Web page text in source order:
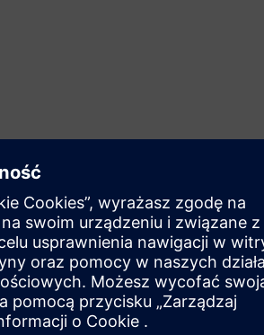
integracja
cyfrowe dzięki natywnej łączności w
Łączymy się z monitorowaniem
firm za pośrednictwem interfejsu API.
przy użyciu standardowych
BACnet i Modbus, aby uzyskać